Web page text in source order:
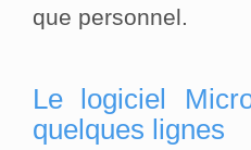
que personnel.
Le logiciel
quelques lignes